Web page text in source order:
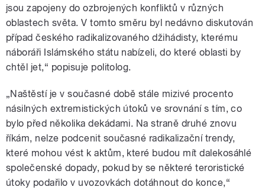
jsou zapojeny do ozbrojených konfliktů v různých
oblastech světa. V tomto směru byl nedávno diskutován
případ českého radikalizovaného džihádisty, kterému
náboráři Islámského státu nabízeli, do které oblasti by
chtěl jet,“ popisuje politolog.
„Naštěstí je v současné době stále mizivé procento
násilných extremistických útoků ve srovnání s tím, co
bylo před několika dekádami. Na straně druhé znovu
říkám, nelze podcenit současné radikalizační trendy,
které mohou vést k aktům, které budou mít dalekosáhlé
společenské dopady, pokud by se některé teroristické
útoky podařilo v uvozovkách dotáhnout do konce,“